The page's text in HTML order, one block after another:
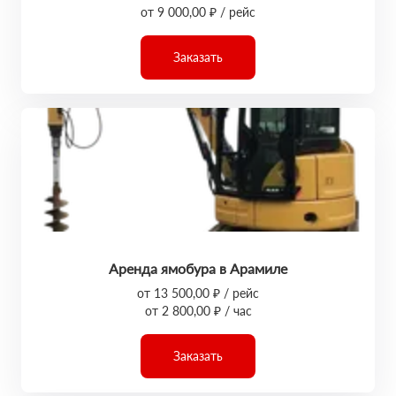
от 9 000,00 ₽ / рейс
Заказать
Аренда ямобура в Арамиле
от 13 500,00 ₽ / рейс
от 2 800,00 ₽ / час
Заказать